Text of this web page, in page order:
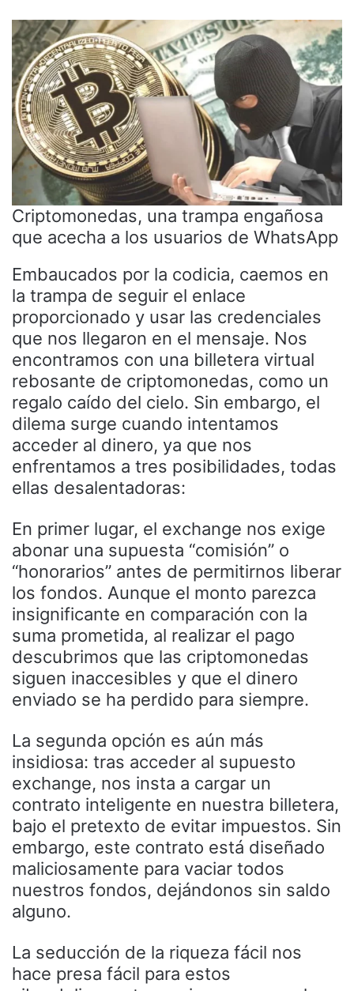
Criptomonedas, una trampa engañosa
que acecha a los usuarios de WhatsApp
Embaucados por la codicia, caemos en
la trampa de seguir el enlace
proporcionado y usar las credenciales
que nos llegaron en el mensaje. Nos
encontramos con una billetera virtual
rebosante de criptomonedas, como un
regalo caído del cielo. Sin embargo, el
dilema surge cuando intentamos
acceder al dinero, ya que nos
enfrentamos a tres posibilidades, todas
ellas desalentadoras:
En primer lugar, el exchange nos exige
abonar una supuesta “comisión” o
“honorarios” antes de permitirnos liberar
los fondos. Aunque el monto parezca
insignificante en comparación con la
suma prometida, al realizar el pago
descubrimos que las criptomonedas
siguen inaccesibles y que el dinero
enviado se ha perdido para siempre.
La segunda opción es aún más
insidiosa: tras acceder al supuesto
exchange, nos insta a cargar un
contrato inteligente en nuestra billetera,
bajo el pretexto de evitar impuestos. Sin
embargo, este contrato está diseñado
maliciosamente para vaciar todos
nuestros fondos, dejándonos sin saldo
alguno.
La seducción de la riqueza fácil nos
hace presa fácil para estos